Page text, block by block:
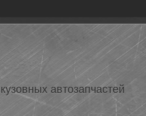
автозапчастей